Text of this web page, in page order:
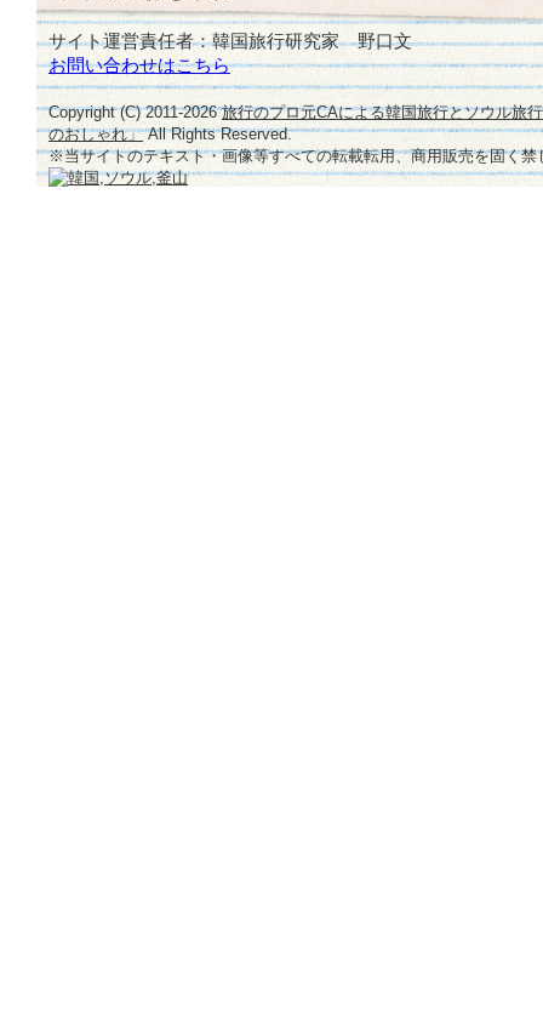
サイト運営責任者：韓国旅行研究家 野口文
お問い合わせはこちら
Copyright (C) 2011-2026旅行のプロ元CAによる韓国旅行とソウル旅
のおしゃれ」All Rights Reserved.
※当サイトのテキスト・画像等すべての転載転用、商用販売を固く禁